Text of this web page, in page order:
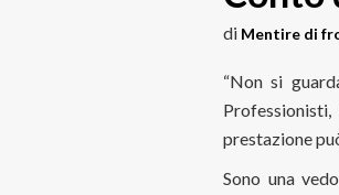
di Mentire di
“Non si
prestazione
Sono una